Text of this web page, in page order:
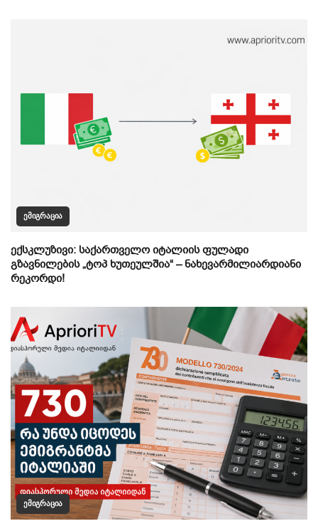
ᲔᲛᲘᲒᲠᲐᲪᲘᲐ
ექსკლუზივი: საქართველო იტალიის ფულადი
გზავნილების „ტოპ ხუთეულშია“ – ნახევარმილიარდიანი
რეკორდი!
ᲔᲛᲘᲒᲠᲐᲪᲘᲐ